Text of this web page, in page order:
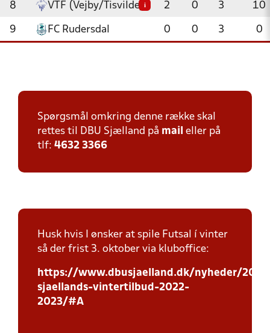
8 VTF (Vejby/Tisvilde) i 2 0 3 10
9 FC Rudersdal 0 0 3 0
Spørgsmål omkring denne række skal
rettes til DBU Sjælland på mail eller på
tlf: 4632 3366
Husk hvis I ønsker at spile Futsal í vinter
så der frist 3. oktober via kluboffice:
https://www.dbusjaelland.dk/nyheder/
sjaellands-vintertilbud-2022-
2023/#A